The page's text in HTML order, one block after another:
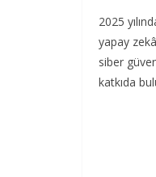
2025
yapay
siber
katkıda